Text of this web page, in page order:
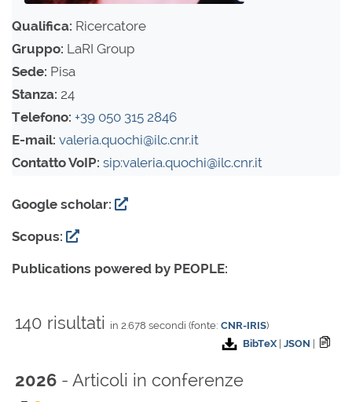
Qualifica: Ricercatore
Gruppo: LaRI Group
Sede: Pisa
Stanza: 24
Telefono: +39 050 315 2846
E-mail: valeria.quochi@ilc.cnr.it
Contatto VoIP: sip:valeria.quochi@ilc.cnr.it
Google scholar:
Scopus:
Publications powered by PEOPLE:
140 risultati in 2.678 secondi (fonte: CNR-IRIS)
BibTeX| JSON
2026 - Articoli in conferenze